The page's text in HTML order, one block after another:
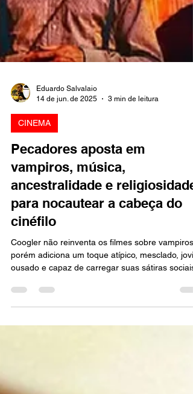
14 de jun. de 2025
3 min de leitura
CINEMA
Pecadores aposta em
vampiros, música,
ancestralidade e religiosidade
para nocautear a cabeça do
cinéfilo
Coogler não reinventa os filmes sobre vampiros,
porém adiciona um toque atípico, mesclado,